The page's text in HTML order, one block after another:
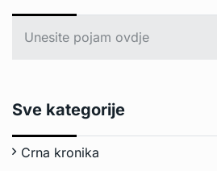
Sve kategorije
Crna kronika